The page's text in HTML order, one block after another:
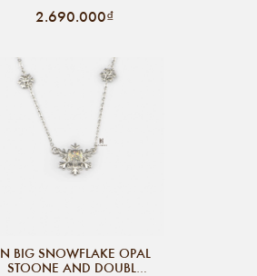
2.690.000₫
N BIG SNOWFLAKE OPAL
STOONE AND DOUBLE